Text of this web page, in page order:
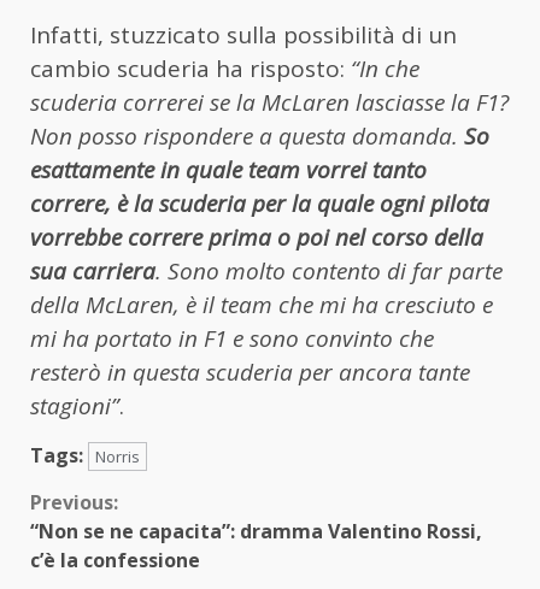
Infatti, stuzzicato sulla possibilità di un
cambio scuderia ha risposto: “In che
scuderia correrei se la McLaren lasciasse la F1?
Non posso rispondere a questa domanda. So
esattamente in quale team vorrei tanto
correre, è la scuderia per la quale ogni pilota
vorrebbe correre prima o poi nel corso della
sua carriera. Sono molto contento di far parte
della McLaren, è il team che mi ha cresciuto e
mi ha portato in F1 e sono convinto che
resterò in questa scuderia per ancora tante
stagioni”.
Tags: Norris
Continue
Reading
Previous:
“Non se ne capacita”: dramma Valentino Rossi,
c’è la confessione